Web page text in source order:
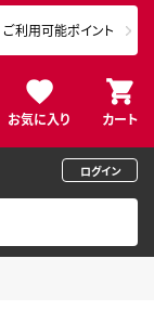
お気に入り カート
ご利用可能ポイント
ログイン